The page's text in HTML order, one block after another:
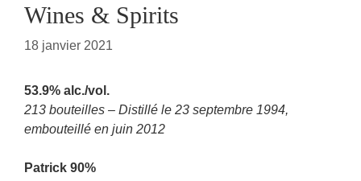
Wines & Spirits
18 janvier 2021
53.9% alc./vol.
213 bouteilles – Distillé le 23 septembre 1994,
embouteillé en juin 2012
Patrick 90%